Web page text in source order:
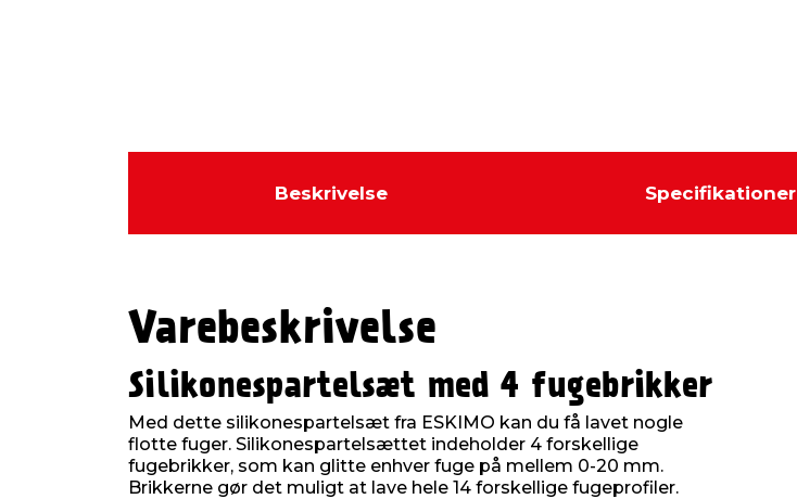
Beskrivelse Specifikationer
Varebeskrivelse
Silikonespartelsæt med 4 fugebrikker
Med dette silikonespartelsæt fra ESKIMO kan du få lavet nogle
flotte fuger. Silikonespartelsættet indeholder 4 forskellige
fugebrikker, som kan glitte enhver fuge på mellem 0-20 mm.
Brikkerne gør det muligt at lave hele 14 forskellige fugeprofiler.